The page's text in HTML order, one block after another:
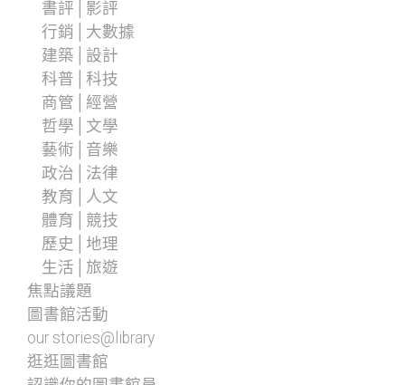
書評│影評
行銷│大數據
建築│設計
科普│科技
商管│經營
哲學│文學
藝術│音樂
政治│法律
教育│人文
體育│競技
歷史│地理
生活│旅遊
焦點議題
圖書館活動
our stories@library
逛逛圖書館